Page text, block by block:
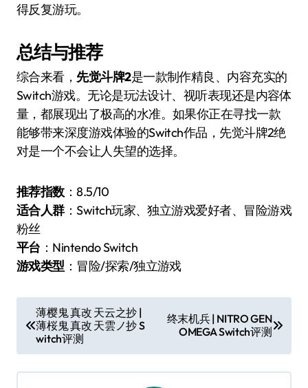
得反复游玩。
总结与推荐
综合来看， 先觉斗牌2是一款制作精良、内容充实的
Switch游戏。无论是玩法设计、视听表现还是内容体
量，都展现出了极高的水准。如果你正在寻找一款
能够带来深度游戏体验的Switch作品，先觉斗牌2绝
对是一个不会让人失望的选择。
推荐指数：8.5/10
适合人群：Switch玩家、独立游戏爱好者、冒险游戏
粉丝
平台 ：Nintendo Switch
游戏类型 ：冒险/探索/独立游戏
章
导
航
薄樱鬼 真改 天云之抄 |
薄桜鬼 真改 天雲ノ抄 S
witch评测
终末机兵 | NITRO GEN
OMEGA Switch评测